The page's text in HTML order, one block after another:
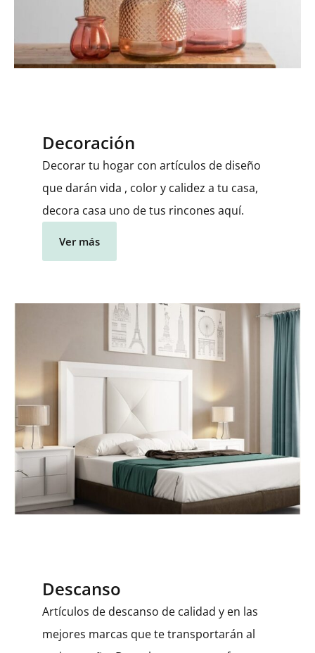
Decoración
Decorar tu hogar con artículos de diseño
que darán vida , color y calidez a tu casa,
decora casa uno de tus rincones aquí.
Ver más
Descanso
Artículos de descanso de calidad y en las
mejores marcas que te transportarán al